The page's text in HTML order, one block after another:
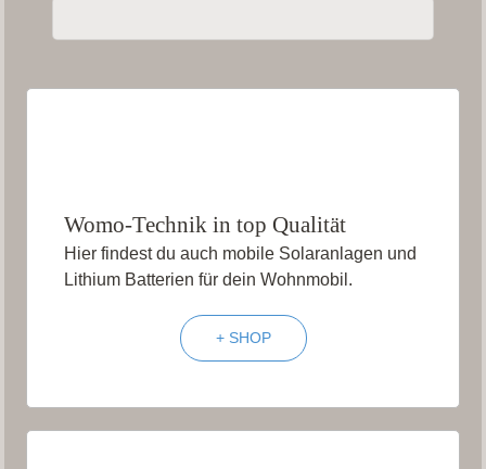
Womo-Technik in top Qualität
Hier findest du auch mobile Solaranlagen und
Lithium Batterien für dein Wohnmobil.
+ SHOP